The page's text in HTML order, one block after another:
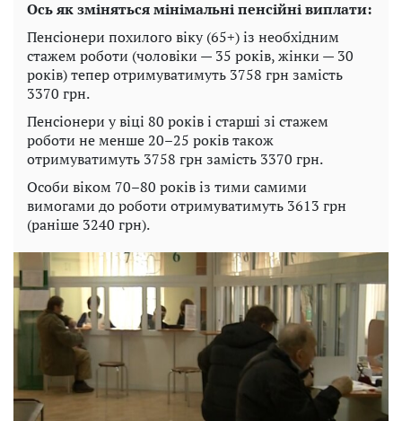
Ось як зміняться мінімальні пенсійні виплати:
Пенсіонери похилого віку (65+) із необхідним
стажем роботи (чоловіки — 35 років, жінки — 30
років) тепер отримуватимуть 3758 грн замість
3370 грн.
Пенсіонери у віці 80 років і старші зі стажем
роботи не менше 20–25 років також
отримуватимуть 3758 грн замість 3370 грн.
Особи віком 70–80 років із тими самими
вимогами до роботи отримуватимуть 3613 грн
(раніше 3240 грн).